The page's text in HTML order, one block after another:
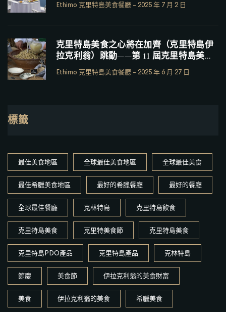
Ethimo 克里特島美食餐廳 - 2025 年 7 月 2 日
克里特島美食之心將在加齊（克里特島伊
拉克利翁）跳動——第 11 屆克里特島美食
節
Ethimo 克里特島美食餐廳 - 2025 年 6 月 27 日
標籤
最佳美食地區 全球最佳美食地區 全球最佳美食
最佳希臘美食地區 最好的希臘餐廳 最好的餐廳
全球最佳餐廳 克林特島 克里特島飲食
克里特島美食 克里特美食節 克里特島美食
克里特島PDO產品 克里特島產品 克林特島
節慶 美食節 伊拉克利翁的美食財富
美食 伊拉克利翁的美食 希臘美食